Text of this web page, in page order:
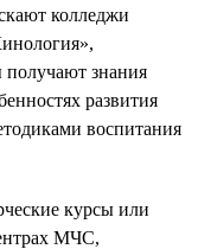
колледжи
получают знания
развития
воспитания
курсы или
МЧС,